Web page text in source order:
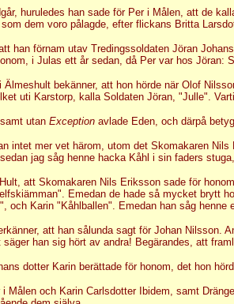
huruledes han sade för Per i Målen, att de
dem voro pålagde, efter flickans Britta
han förnam utav Tredingssoldaten Jöran
i Julas ett år sedan, då Per var hos Jöran:
Älmeshult bekänner, att hon hörde när Olof
uti Karstorp, kalla Soldaten Jöran, "Julle".
utan Exception avlade Eden, och därpå
intet mer vet härom, utom det Skomakaren
jag såg henne hacka Kåhl i sin faders
att Skomakaren Nils Eriksson sade för
Emedan de hade så mycket brytt
och Karin "Kåhlballen". Emedan han såg henne
att han sålunda sagt för Johan Nilsson.
han sig hört av andra! Begärandes, att
dotter Karin berättade för honom, det hon
i Målen och Karin Carlsdotter Ibidem, samt